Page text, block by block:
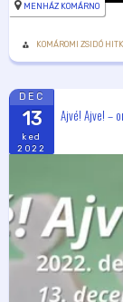
MENHÁZ KOMÁRNO
KOMÁROMI ZSIDÓ
DEC
13
ked
2022
Ajvé! Ajve! –